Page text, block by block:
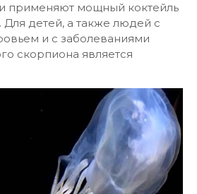
применяют мощный коктейль
Для детей, а также людей с
и с заболеваниями
скорпиона является